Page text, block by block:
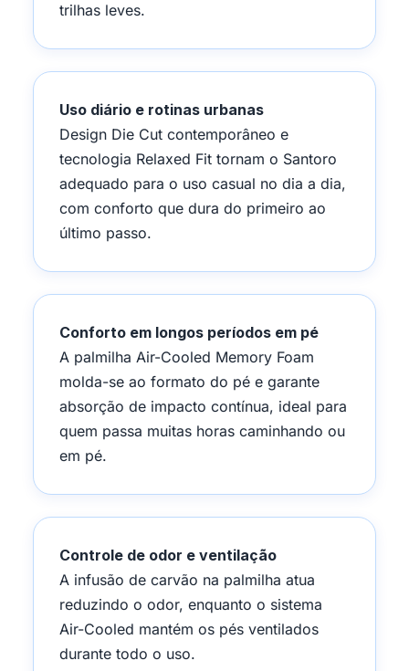
trilhas leves.
Uso diário e rotinas urbanas
Design Die Cut contemporâneo e
tecnologia Relaxed Fit tornam o Santoro
adequado para o uso casual no dia a dia,
com conforto que dura do primeiro ao
último passo.
Conforto em longos períodos em pé
A palmilha Air-Cooled Memory Foam
molda-se ao formato do pé e garante
absorção de impacto contínua, ideal para
quem passa muitas horas caminhando ou
em pé.
Controle de odor e ventilação
A infusão de carvão na palmilha atua
reduzindo o odor, enquanto o sistema
Air-Cooled mantém os pés ventilados
durante todo o uso.